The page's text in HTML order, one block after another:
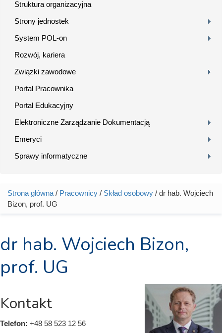
Struktura organizacyjna
Strony jednostek
System POL-on
Rozwój, kariera
Związki zawodowe
Portal Pracownika
Portal Edukacyjny
Elektroniczne Zarządzanie Dokumentacją
Emeryci
Sprawy informatyczne
Jesteś tutaj
Strona główna / Pracownicy / Skład osobowy / dr hab. Wojciech
Bizon, prof. UG
dr hab. Wojciech Bizon,
prof. UG
Kontakt
Telefon: +48 58 523 12 56